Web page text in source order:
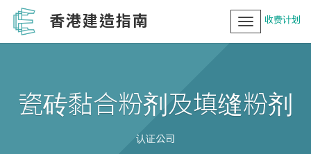
香港建造指南 收费计划
Toggle
navigation
瓷砖黏合粉剂及填缝粉剂
认证公司